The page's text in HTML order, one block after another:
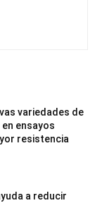
variedades de
ensayos
resistencia
a reducir